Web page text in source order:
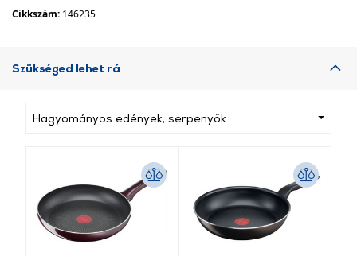
Cikkszám: 146235
Szükséged lehet rá
Hagyományos edények, serpenyők